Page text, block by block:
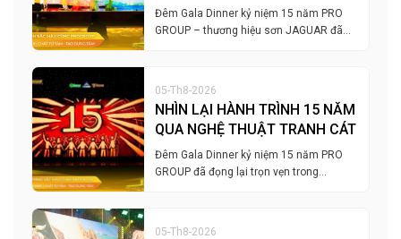
Đêm Gala Dinner kỷ niệm 15 năm PRO
GROUP – thương hiệu sơn JAGUAR đã…
05-Th8-2026
NHÌN LẠI HÀNH TRÌNH 15 NĂM
QUA NGHỆ THUẬT TRANH CÁT
Đêm Gala Dinner kỷ niệm 15 năm PRO
GROUP đã đọng lại trọn vẹn trong…
05-Th8-2026